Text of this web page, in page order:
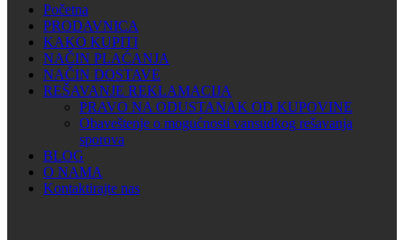
Početna
PRODAVNICA
KAKO KUPITI
NAČIN PLAĆANJA
NAČIN DOSTAVE
REŠAVANJE REKLAMACIJA
PRAVO NA ODUSTANAK OD KUPOVINE
Obaveštenje o mogućnosti vansudkog rešavanja
sporova
BLOG
O NAMA
Kontaktirajte nas